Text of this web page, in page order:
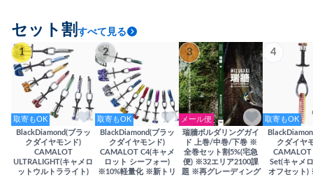
セット割 すべて見る
1
取寄もOK
BlackDiamond(ブラッ
クダイヤモンド)
CAMALOT
ULTRALIGHT(キャメロ
ットウルトラライト)
2
取寄もOK
BlackDiamond(ブラッ
クダイヤモンド)
CAMALOT C4(キャメ
ロット シーフォー)
※10%軽量化 ※新トリ
3
メール便
瑞牆ボルダリングガイ
ド 上巻/中巻/下巻 ※
全巻セット割5%(宅急
便) ※32エリア2100課
題 ※再グレーディング
4
取寄もOK
クダイヤ
Set(キャメ
オフセット)